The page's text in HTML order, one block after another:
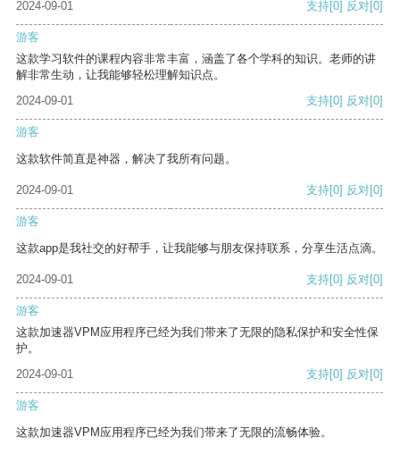
2024-09-01 支持[0] 反对[0]
游客
这款学习软件的课程内容非常丰富，涵盖了各个学科的知识。老师的讲
解非常生动，让我能够轻松理解知识点。
2024-09-01
支持[0] 反对[0]
游客
这款软件简直是神器，解决了我所有问题。
2024-09-01 支持[0] 反对[0]
游客
这款app是我社交的好帮手，让我能够与朋友保持联系，分享生活点滴。
2024-09-01 支持[0] 反对[0]
游客
这款加速器VPM应用程序已经为我们带来了无限的隐私保护和安全性保
护。
2024-09-01
支持[0] 反对[0]
游客
这款加速器VPM应用程序已经为我们带来了无限的流畅体验。